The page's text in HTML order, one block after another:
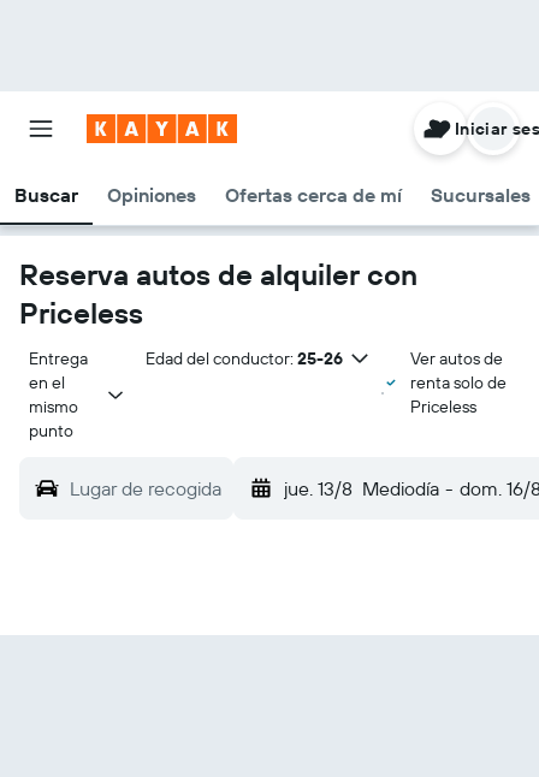
Buscar Opiniones Ofertas cerca de mí Sucursales
Iniciar
Reserva autos de alquiler con
Priceless
Entrega
en el
mismo
punto
Edad del conductor: 25-26
Ver autos de
renta solo de
Priceless
Lugar de recogida jue. 13/8 Mediodía - dom. 16/